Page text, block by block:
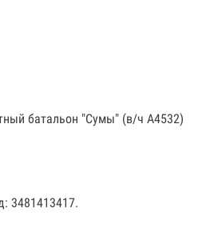
батальон "Сумы" (в/ч А4532)
3481413417.